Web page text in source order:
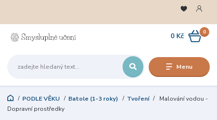
Menu
0
0 Kč
PODLE VĚKU Batole (1-3 roky) Tvoření
Malování vodou -
Dopravní prostředky